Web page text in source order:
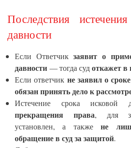
Последствия
давности
Если Ответчикзаявит о
давности — тогда судоткажет в
Если ответчик не заявил о
обязан принять дело к
Истечение срока исковой
прекращения права, для
установлен, а такжене
обращение в суд за защитой.